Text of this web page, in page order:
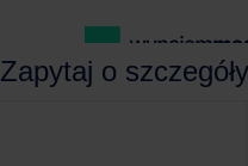
Zapytaj o szczegóły